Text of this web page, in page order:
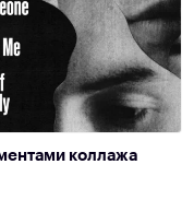
коллажа